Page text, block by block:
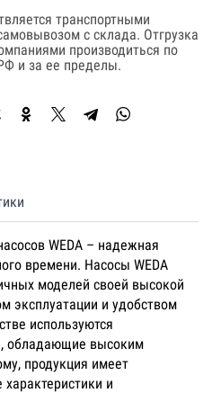
транспортными
с склада. Отгрузка
производиться по
и за ее пределы.
WEDA – надежная
времени. Насосы WEDA
моделей своей высокой
эксплуатации и удобством
используются
обладающие высоким
продукция имеет
и